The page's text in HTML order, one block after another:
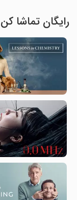
رایگان تماشا کن